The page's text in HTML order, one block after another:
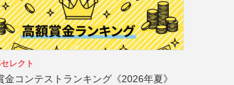
レクト
金コンテストランキング《2026年夏》